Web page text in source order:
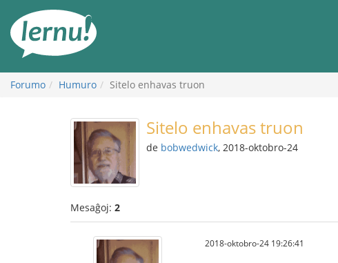
enhavo
Forumo Humuro Sitelo enhavas truon
Sitelo enhavas truon
de bobwedwick, 2018-oktobro-24
Mesaĝoj: 2
2018-oktobro-24 19:26:41